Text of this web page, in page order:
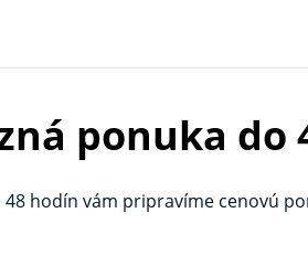
ponuka do
hodín vám pripravíme cenovú